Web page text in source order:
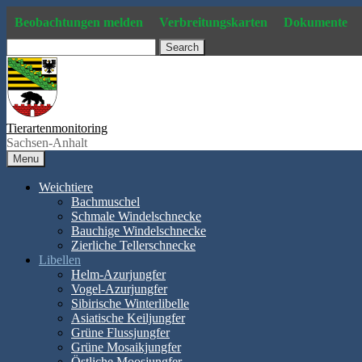
to
content
Beobachtungen melden Verbreitungskarten Dokumente
Tierartenmonitoring
Sachsen-Anhalt
Menu
Weichtiere
Bachmuschel
Schmale Windelschnecke
Bauchige Windelschnecke
Zierliche Tellerschnecke
Libellen
Helm-Azurjungfer
Vogel-Azurjungfer
Sibirische Winterlibelle
Asiatische Keiljungfer
Grüne Flussjungfer
Grüne Mosaikjungfer